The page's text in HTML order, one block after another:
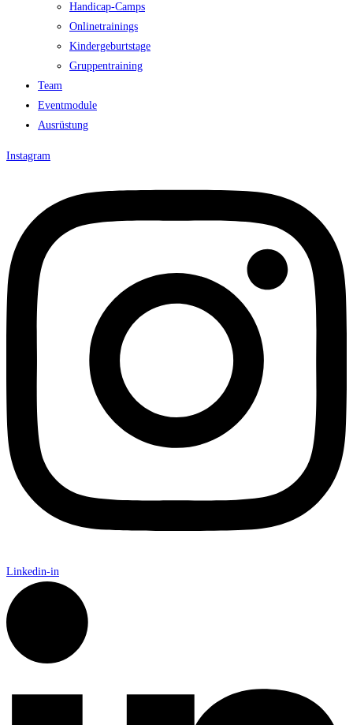
Handicap-Camps
Onlinetrainings
Kindergeburtstage
Gruppentraining
Team
Eventmodule
Ausrüstung
Instagram
Linkedin-in